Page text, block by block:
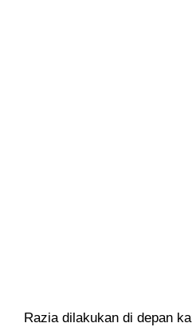
Razia dilakukan di depan